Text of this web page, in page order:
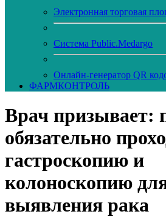
Электронная торговая
Система Public.Medargo
Онлайн-генератор QR
ФАРМКОНТРОЛЬ
Врач призывает:
обязательно
гастроскопию и
колоноскопию
выявления рака